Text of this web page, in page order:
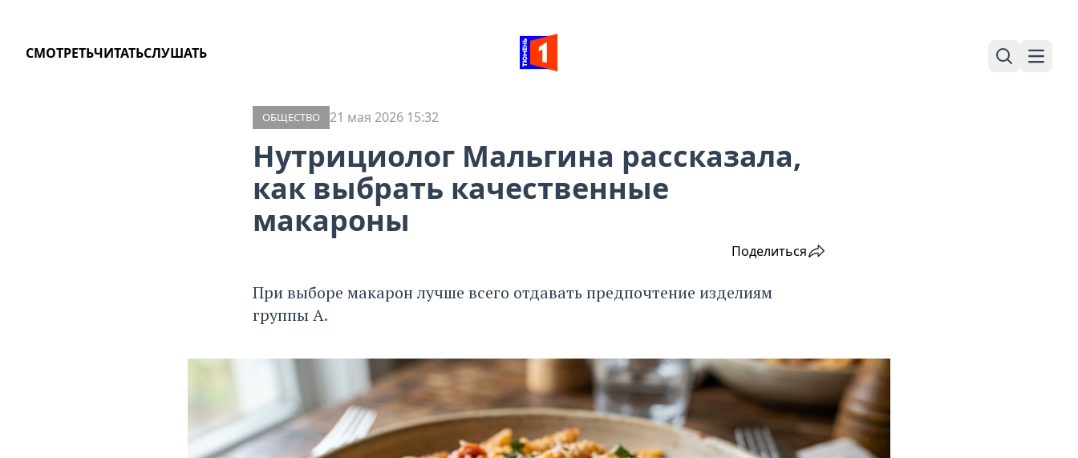
СМОТРЕТЬЧИТАТЬСЛУШАТЬ
Поиск
ОБЩЕСТВО 21 мая 2026 15:32
Нутрициолог Мальгина рассказала,
как выбрать качественные
макароны
Поделиться
При выборе макарон лучше всего отдавать предпочтение изделиям
группы А.